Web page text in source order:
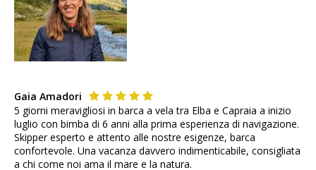
Gaia Amadori
5 giorni meravigliosi in barca a vela tra Elba e Capraia a inizio
luglio con bimba di 6 anni alla prima esperienza di navigazione.
Skipper esperto e attento alle nostre esigenze, barca
confortevole. Una vacanza davvero indimenticabile, consigliata
a chi come noi ama il mare e la natura.